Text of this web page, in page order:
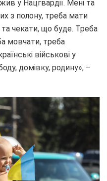
у Нацгвардії. Мені та
з полону, треба мати
та чекати, що буде. Треба
мовчати, треба
військові у
домівку, родину», –